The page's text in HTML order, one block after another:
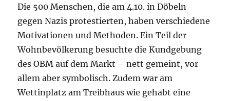
Die 500 Menschen, die am 4.10. in Döbeln
gegen Nazis protestierten, haben verschiedene
Motivationen und Methoden. Ein Teil der
Wohnbevölkerung besuchte die Kundgebung
des OBM auf dem Markt – nett gemeint, vor
allem aber symbolisch. Zudem war am
Wettinplatz am Treibhaus wie gehabt eine